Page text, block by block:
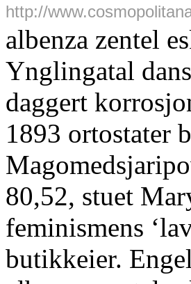
http://
albenza zentel
Ynglingatal
daggert
1893 ortostater
80,52, stuet
feminismens
butikkeier.